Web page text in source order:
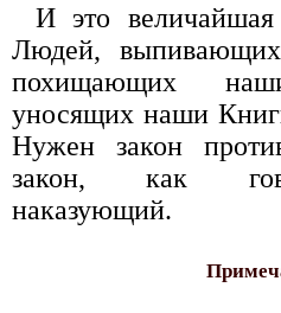
И это величайшая
Людей,
похищающих
уносящих наши
Нужен закон
закон, как
наказующий.